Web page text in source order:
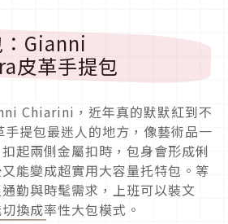
Gianni
皮革手提包
Chiarini，近年真的默默紅到不
提包最迷人的地方，像藝術品一
起兩側金屬扣時，包身會形成俐
能變成超實用大容量托特包。等
勤與時髦需求，上班可以裝文
換成率性大包模式。